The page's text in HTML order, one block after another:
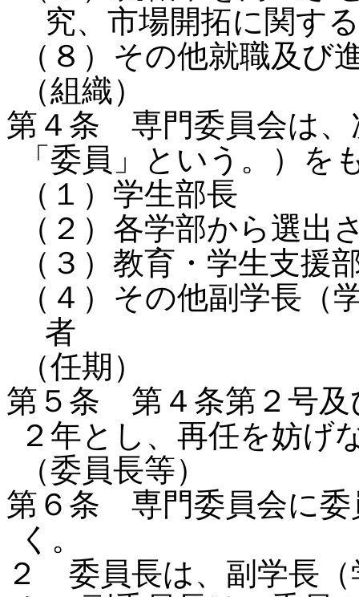
究、市場開拓に関す
（８）その他就職及び
（組織）
第４条 専門委員会は、
「委員」という。）を
（１）学生部長
（２）各学部から選出
（３）教育・学生支援
（４）その他副学長（
者
（任期）
第５条 第４条第２号及
２年とし、再任を妨げ
（委員長等）
第６条 専門委員会に委
く。
２ 委員長は、副学長（